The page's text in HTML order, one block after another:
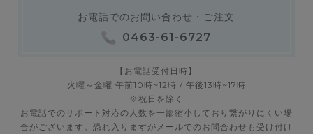
お電話でのお問い合わせ・ご注文
0463-61-6727
【お電話受付日時】
火曜～金曜 午前10時~12時 / 午後13時~17時
※祝日を除く
お電話でのサポート対応の人数を一部縮小しており繋がりにくい場
合がございます。恐れ入りますがメールでのお問合わせも受け付け